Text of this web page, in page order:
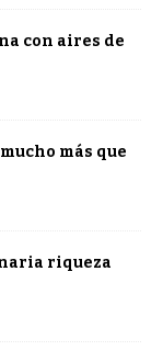
con aires de
más que
riqueza